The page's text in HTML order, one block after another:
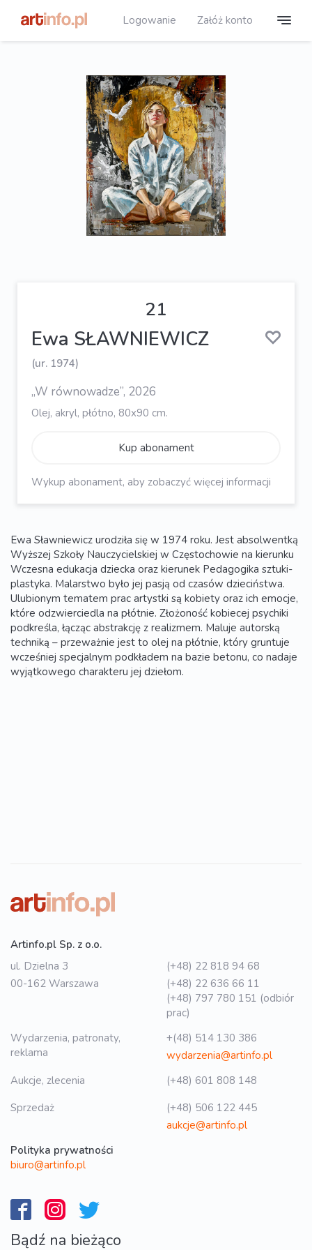
Logowanie Załóż konto
21
Ewa SŁAWNIEWICZ
(ur. 1974)
„W równowadze”, 2026
Olej, akryl, płótno, 80x90 cm.
Kup abonament
Wykup abonament, aby zobaczyć więcej informacji
Ewa Sławniewicz urodziła się w 1974 roku. Jest absolwentką
Wyższej Szkoły Nauczycielskiej w Częstochowie na kierunku
Wczesna edukacja dziecka oraz kierunek Pedagogika sztuki-
plastyka. Malarstwo było jej pasją od czasów dzieciństwa.
Ulubionym tematem prac artystki są kobiety oraz ich emocje,
które odzwierciedla na płótnie. Złożoność kobiecej psychiki
podkreśla, łącząc abstrakcję z realizmem. Maluje autorską
techniką – przeważnie jest to olej na płótnie, który gruntuje
wcześniej specjalnym podkładem na bazie betonu, co nadaje
wyjątkowego charakteru jej dziełom.
Artinfo.pl Sp. z o.o.
ul. Dzielna 3
00-162 Warszawa
(+48) 22 818 94 68
(+48) 22 636 66 11
(+48) 797 780 151 (odbiór
prac)
Wydarzenia, patronaty,
reklama
+(48) 514 130 386
wydarzenia@artinfo.pl
Aukcje, zlecenia
(+48) 601 808 148
Sprzedaż
(+48) 506 122 445
aukcje@artinfo.pl
Polityka prywatności
biuro@artinfo.pl
Bądź na bieżąco